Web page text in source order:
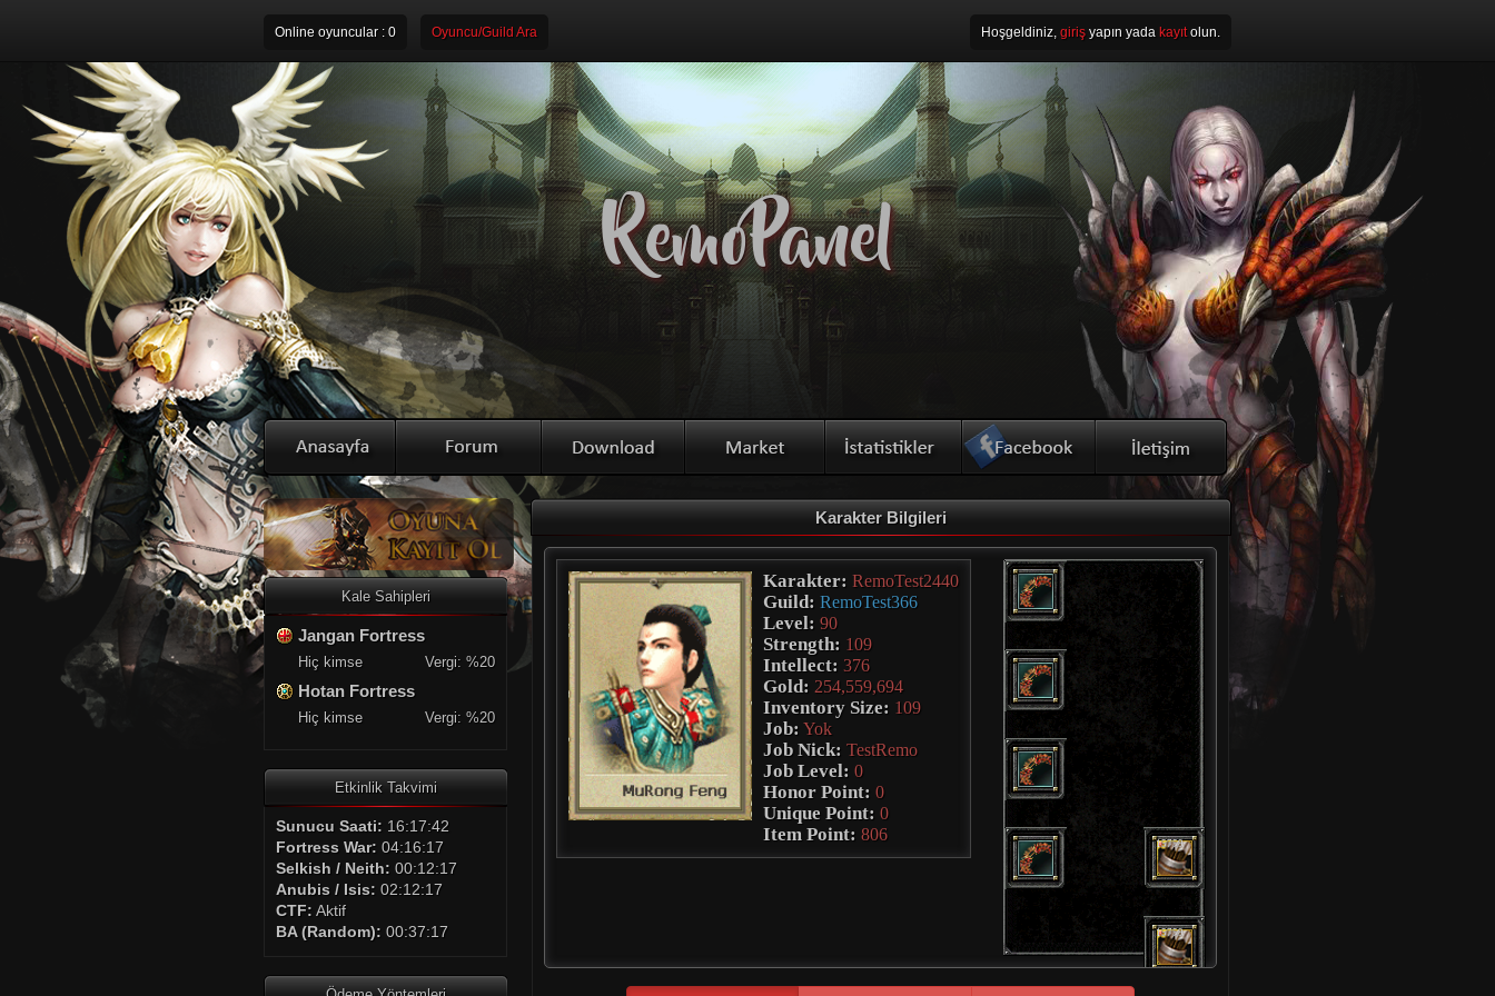
Online oyuncular : 0 Oyuncu/Guild Ara Hoşgeldiniz, giriş yapın yada kayıtolun.
RemoPanel
Kale Sahipleri
Jangan Fortress
Hiç kimse Vergi: %20
Hotan Fortress
Hiç kimse Vergi: %20
Etkinlik Takvimi
Sunucu Saati: 16:17:42
Fortress War: 04:16:17
Selkish / Neith: 00:12:17
Anubis / Isis: 02:12:17
CTF: Aktif
BA (Random): 00:37:17
Karakter Bilgileri
Karakter: RemoTest2440
Guild: RemoTest366
Level: 90
Strength: 109
Intellect: 376
Gold: 254,559,694
Inventory Size: 109
Job: Yok
Job Nick: TestRemo
Job Level: 0
Honor Point: 0
Unique Point: 0
Item Point: 806 15759
15759